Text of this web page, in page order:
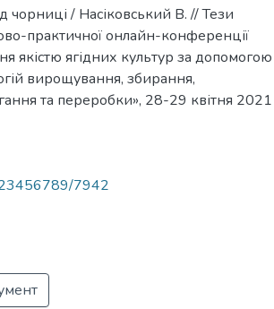
чорниці / Насіковський В. // Тези
практичної онлайн-конференції
якістю ягідних культур за допомогою
вирощування, збирання,
та переробки», 28-29 квітня 2021
7942